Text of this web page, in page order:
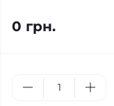
0 грн.